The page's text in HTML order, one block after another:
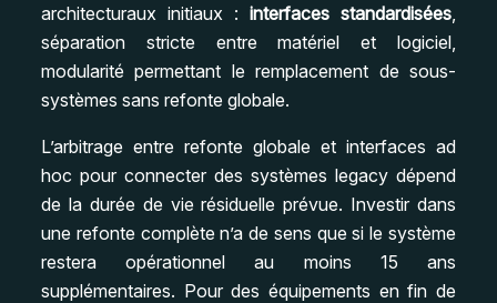
architecturaux initiaux : interfaces standardisées
séparation stricte entre matériel et logiciel,
modularité permettant le remplacement de sous-
systèmes sans refonte globale.
L’arbitrage entre refonte globale et interfaces ad
hoc pour connecter des systèmes legacy dépend
de la durée de vie résiduelle prévue. Investir dans
une refonte complète n’a de sens que si le système
restera opérationnel au moins 15 ans
supplémentaires. Pour des équipements en fin de